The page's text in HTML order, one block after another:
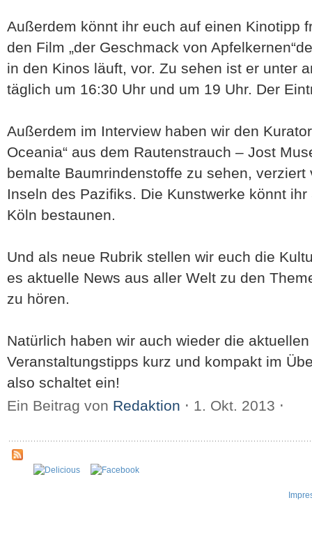
Außerdem könnt ihr euch auf einen Kinotipp
den Film „der Geschmack von
in den Kinos läuft, vor. Zu sehen ist er unter
täglich um 16:30 Uhr und um 19 Uhr. Der
Außerdem im Interview haben wir den
Oceania“ aus dem Rautenstrauch – Jost
bemalte Baumrindenstoffe zu sehen,
Inseln des Pazifiks. Die Kunstwerke könnt
Köln bestaunen.
Und als neue Rubrik stellen wir euch die
es aktuelle News aus aller Welt zu den
zu hören.
Natürlich haben wir auch wieder die
Veranstaltungstipps kurz und kompakt im
also schaltet ein!
Ein Beitrag von Redaktion ⋅ 1. Okt. 2013 ⋅